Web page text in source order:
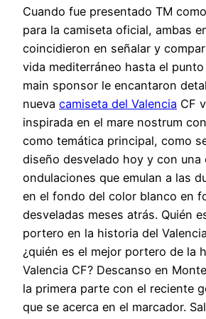
Cuando fue presentado TM
para la camiseta oficial, ambas
coincidieron en señalar y
vida mediterráneo hasta el
main sponsor le encantaron
nueva camiseta del Valencia CF
inspirada en el mare nostrum
como temática principal, como
diseño desvelado hoy y con una
ondulaciones que emulan a las
en el fondo del color blanco en
desveladas meses atrás. Quién
portero en la historia del
¿quién es el mejor portero de la
Valencia CF? Descanso en
la primera parte con el reciente
que se acerca en el marcador.